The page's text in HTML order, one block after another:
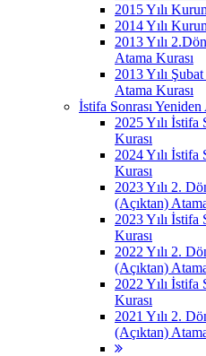
2015 Yılı
2014 Yılı
2013 Yılı
Atama Kurası
2013 Yılı
Atama Kurası
İstifa Sonrası
2025 Yılı İstifa
Kurası
2024 Yılı İstifa
Kurası
2023 Yılı 2.
(Açıktan)
2023 Yılı İstifa
Kurası
2022 Yılı 2.
(Açıktan)
2022 Yılı İstifa
Kurası
2021 Yılı 2.
(Açıktan)